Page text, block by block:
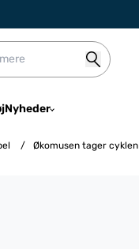
Nyheder
/ Økomusen tager cyklen